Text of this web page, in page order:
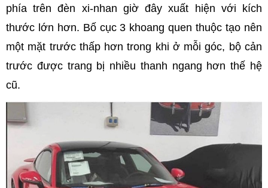
phía trên đèn xi-nhan giờ đây xuất hiện với kích
thước lớn hơn. Bố cục 3 khoang quen thuộc tạo nên
một mặt trước thấp hơn trong khi ở mỗi góc, bộ cản
trước được trang bị nhiều thanh ngang hơn thế hệ
cũ.